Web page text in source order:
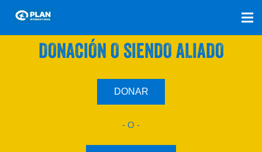
SÚMATE A NUESTRO PLAN CON UNA
DONACIÓN O SIENDO ALIADO
DONAR
- O -